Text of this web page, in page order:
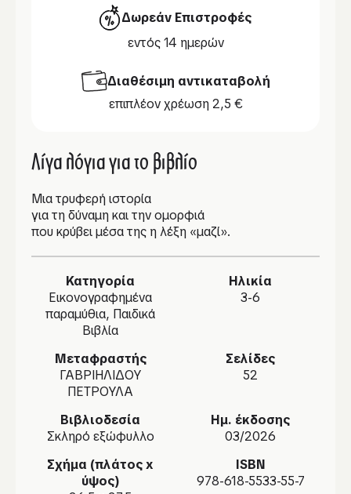
Δωρεάν Επιστροφές
εντός 14 ημερών
Διαθέσιμη αντικαταβολή
επιπλέον χρέωση 2,5 €
Λίγα λόγια για το βιβλίο
Μια τρυφερή ιστορία
για τη δύναμη και την ομορφιά
που κρύβει μέσα της η λέξη «μαζί».
Κατηγορία
Εικονογραφημένα
παραμύθια, Παιδικά
Βιβλία
Ηλικία
3-6
Μεταφραστής
ΓΑΒΡΙΗΛΙΔΟΥ
ΠΕΤΡΟΥΛΑ
Σελίδες
52
Βιβλιοδεσία
Σκληρό εξώφυλλο
Ημ. έκδοσης
03/2026
Σχήμα (πλάτος x
ύψος)
ISBN
978-618-5533-55-7